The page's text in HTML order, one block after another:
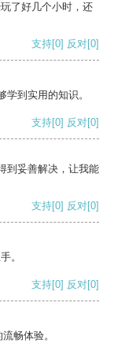
了好几个小时，还
支持[0] 反对[0]
到实用的知识。
支持[0] 反对[0]
到妥善解决，让我能
支持[0] 反对[0]
。
支持[0] 反对[0]
畅体验。